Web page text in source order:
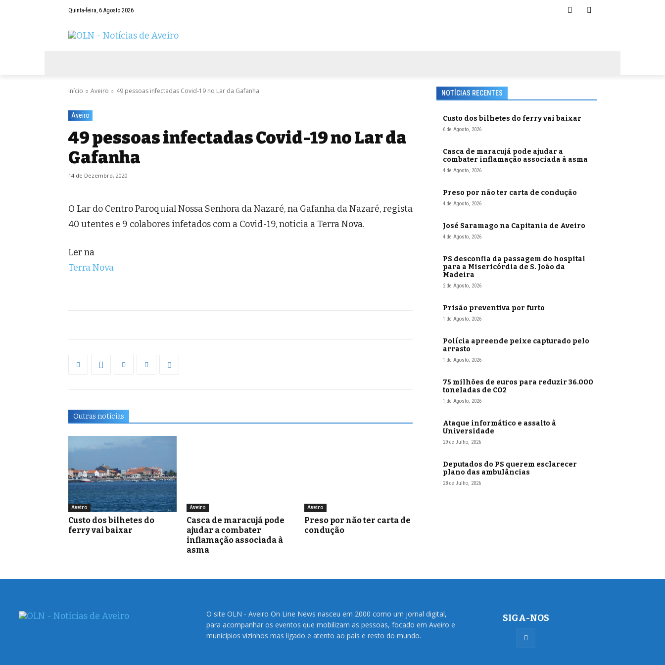
Quinta-feira, 6 Agosto 2026
Início Aveiro 49 pessoas infectadas Covid-19 no Lar da Gafanha
Aveiro
49 pessoas infectadas Covid-19 no Lar da
Gafanha
14 de Dezembro, 2020
O Lar do Centro Paroquial Nossa Senhora da Nazaré, na Gafanha da Nazaré, regista
40 utentes e 9 colabores infetados com a Covid-19, noticia a Terra Nova.
Ler na
Terra Nova
Outras notícias
Aveiro
Custo dos bilhetes do
ferry vai baixar
Aveiro
Casca de maracujá pode
ajudar a combater
inflamação associada à
asma
Aveiro
Preso por não ter carta de
condução
NOTÍCIAS RECENTES
Custo dos bilhetes do ferry vai baixar
6 de Agosto, 2026
Casca de maracujá pode ajudar a
combater inflamação associada à asma
4 de Agosto, 2026
Preso por não ter carta de condução
4 de Agosto, 2026
José Saramago na Capitania de Aveiro
4 de Agosto, 2026
PS desconfia da passagem do hospital
para a Misericórdia de S. João da
Madeira
2 de Agosto, 2026
Prisão preventiva por furto
1 de Agosto, 2026
Polícia apreende peixe capturado pelo
arrasto
1 de Agosto, 2026
75 milhões de euros para reduzir 36.000
toneladas de CO2
1 de Agosto, 2026
Ataque informático e assalto à
Universidade
29 de Julho, 2026
Deputados do PS querem esclarecer
plano das ambulâncias
28 de Julho, 2026
O site OLN - Aveiro On Line News nasceu em 2000 como um jornal digital,
para acompanhar os eventos que mobilizam as pessoas, focado em Aveiro e
municípios vizinhos mas ligado e atento ao país e resto do mundo.
SIGA-NOS